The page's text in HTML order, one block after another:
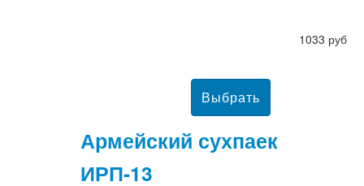
1033 руб
Армейский сухпаек
ИРП-13